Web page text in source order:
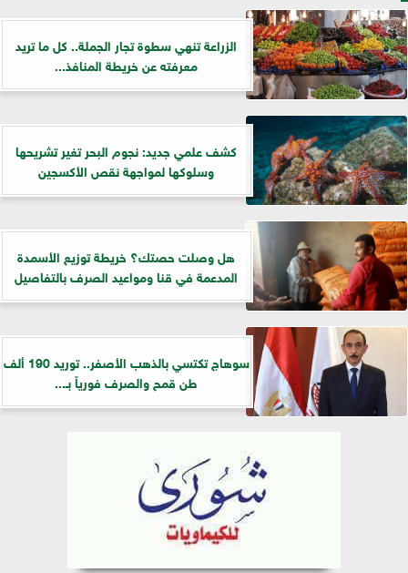
الزراعة تنهي سطوة تجار الجملة.. كل ما تريد
معرفته عن خريطة المنافذ...
كشف علمي جديد: نجوم البحر تغير تشريحها
وسلوكها لمواجهة نقص الأكسجين
هل وصلت حصتك؟ خريطة توزيع الأسمدة
المدعمة في قنا ومواعيد الصرف بالتفاصيل
سوهاج تكتسي بالذهب الأصفر.. توريد 190 ألف
طن قمح والصرف فورياً بـ...